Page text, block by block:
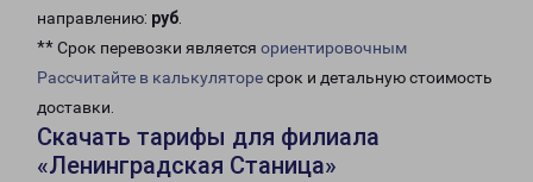
направлению: руб.
** Срок перевозки является ориентировочным
Рассчитайте в калькуляторесрок и детальную стоимость
доставки.
Скачать тарифы для филиала
«Ленинградская Станица»